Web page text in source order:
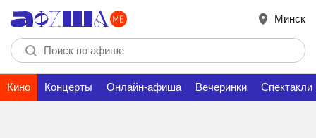
Минск
Кино Концерты Онлайн-афиша Вечеринки Спектакли